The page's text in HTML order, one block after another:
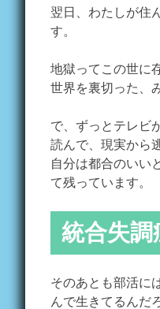
翌日、わたしが住
す。
地獄ってこの世に
世界を裏切った、
で、ずっとテレビ
読んで、現実から
自分は都合のいい
て残っています。
統合失調
そのあとも部活に
んで生きてるんだ